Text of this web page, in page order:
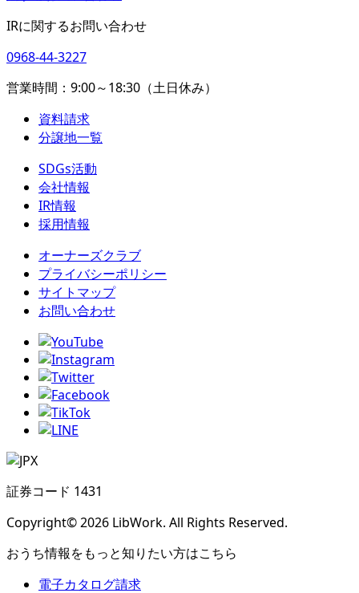
IRに関するお問い合わせ
0968-44-3227
営業時間：9:00～18:30（土日休み）
資料請求
分譲地一覧
SDGs活動
会社情報
IR情報
採用情報
オーナーズクラブ
プライバシーポリシー
サイトマップ
お問い合わせ
証券コード 1431
Copyright© 2026 LibWork. All Rights Reserved.
おうち情報をもっと知りたい方はこちら
電子カタログ請求